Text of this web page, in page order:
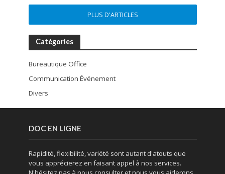
PLUS D'ARTICLES
Catégories
Bureautique Office
Communication Événement
Divers
DOC EN LIGNE
Rapidité, flexibilité, variété sont autant d'atouts que
vous apprécierez en faisant appel à nos services.